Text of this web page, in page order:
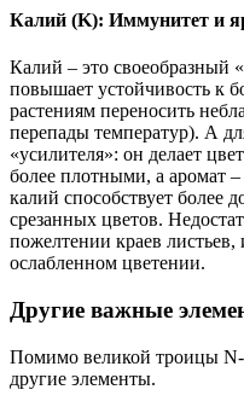
Калий (K): Иммунитет и
Калий – это своеобразный
повышает устойчивость к
растениям переносить
перепады температур). А
«усилителя»: он делает
более плотными, а аромат
калий способствует более
срезанных цветов.
пожелтении краев листьев,
ослабленном цветении.
Другие важные
Помимо великой троицы
другие элементы.